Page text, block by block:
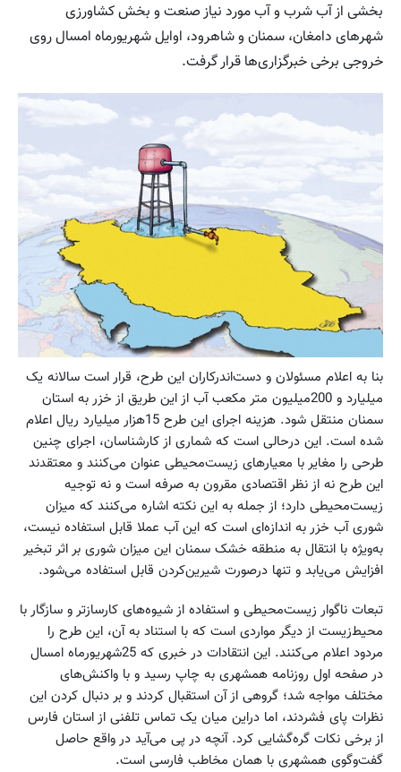
بخشی از آب شرب و آب مورد نیاز صنعت و بخش کشاورزی
شهرهای دامغان، سمنان و شاهرود، اوایل شهریورماه امسال روی
خروجی برخی خبرگزاری‌ها قرار گرفت.
بنا به اعلام مسئولان و دست‌اندرکاران این طرح، قرار است سالانه یک
میلیارد و 200‌میلیون متر مکعب آب از این طریق از خزر به استان
سمنان منتقل شود. هزینه اجرای این طرح 15‌هزار میلیارد ریال اعلام
شده است. این درحالی است که شماری از کارشناسان، اجرای چنین
طرحی را مغایر با معیارهای زیست‌محیطی عنوان می‌کنند و معتقدند
این طرح نه از نظر اقتصادی مقرون به صرفه است و نه توجیه
زیست‌محیطی دارد؛ از جمله به این نکته اشاره می‌کنند که میزان
شوری آب خزر به اندازه‌ای است که این آب عملا قابل استفاده نیست،
به‌ویژه با انتقال به منطقه خشک سمنان این میزان شوری بر اثر تبخیر
افزایش می‌یابد و تنها درصورت شیرین‌کردن قابل استفاده می‌شود.
تبعات ناگوار زیست‌محیطی و استفاده از شیوه‌های کارسازتر و سازگار با
محیط‌زیست از دیگر مواردی است که با استناد به آن، این طرح را
مردود اعلام می‌کنند. این انتقادات در خبری که 25‌شهریورماه امسال
در صفحه اول روزنامه همشهری به چاپ رسید و با واکنش‌های
مختلف مواجه شد؛ گروهی از آن استقبال کردند و بر دنبال کردن این
نظرات پای فشردند، اما دراین میان یک تماس تلفنی از استان فارس
از برخی نکات گره‌گشایی کرد. آنچه در پی می‌آید در واقع حاصل
گفت‌وگوی همشهری با همان مخاطب فارسی است.